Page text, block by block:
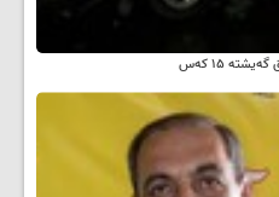
۱۵ کەس